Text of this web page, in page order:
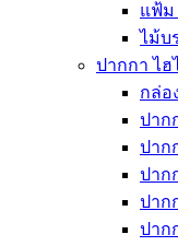
แฟ้ม
ไม้บ
ปากกา ไฮ
กล่อ
ปาก
ปาก
ปาก
ปาก
ปาก